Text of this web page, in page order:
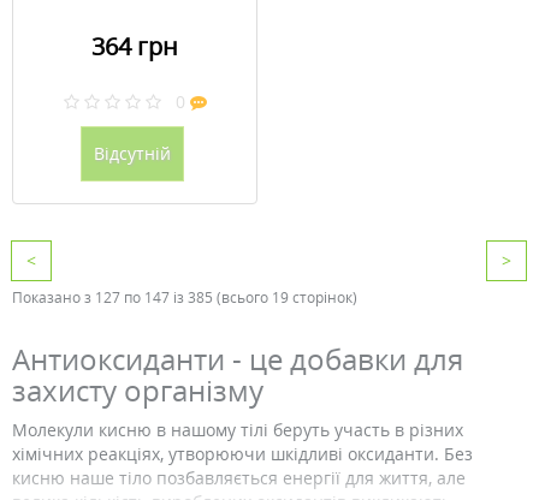
364 грн
0
Відсутній
< >
Показано з 127 по 147 із 385 (всього 19 сторінок)
Антиоксиданти - це добавки для
захисту організму
Молекули кисню в нашому тілі беруть участь в різних
хімічних реакціях, утворюючи шкідливі оксиданти. Без
кисню наше тіло позбавляється енергії для життя, але